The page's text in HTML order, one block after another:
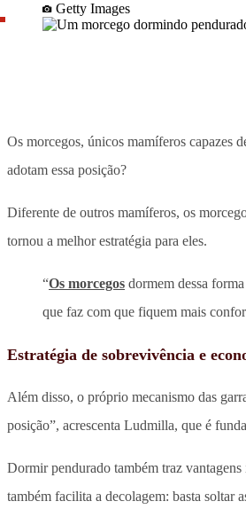
Getty Images
Os morcegos, únicos mamíferos capazes
adotam essa posição?
Diferente de outros mamíferos, os
tornou a melhor estratégia para eles.
“Os morcegos dormem dessa
que faz com que fiquem mais
Estratégia de sobrevivência e
Além disso, o próprio mecanismo das
posição”, acrescenta Ludmilla, que é
Dormir pendurado também traz
também facilita a decolagem: basta soltar